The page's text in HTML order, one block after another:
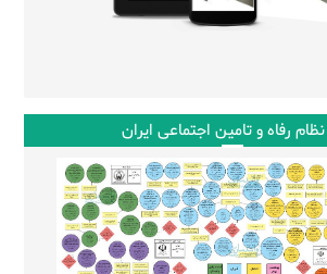
رفاه و تامین اجتماعی ایران